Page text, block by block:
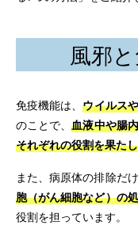
風邪
免疫機能は、ウイルス
のことで、血液中や腸
それぞれの役割を果た
また、病原体の排除だ
胞（がん細胞など）の
役割を担っています。